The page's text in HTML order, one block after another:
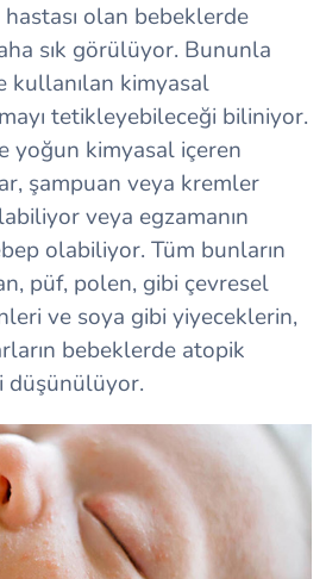
hastası olan bebeklerde
sık görülüyor. Bununla
kullanılan kimyasal
tetikleyebileceği biliniyor.
yoğun kimyasal içeren
şampuan veya kremler
veya egzamanın
olabiliyor. Tüm bunların
püf, polen, gibi çevresel
ve soya gibi yiyeceklerin,
bebeklerde atopik
düşünülüyor.